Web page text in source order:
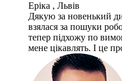
Еріка , Львів
Дякую за новенький
взялася за пошуки
тепер підхожу по
мене цікавлять. І це